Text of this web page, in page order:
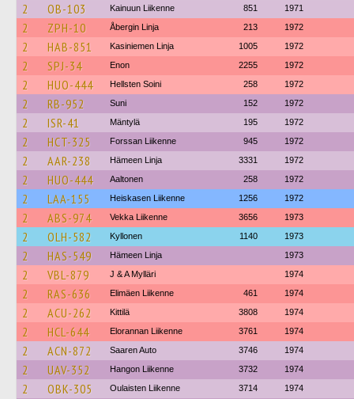
2 OB-103 Kainuun Liikenne 851 1971
2 ZPH-10 Åbergin Linja 213 1972
2 HAB-851 Kasiniemen Linja 1005 1972
2 SPJ-34 Enon 2255 1972
2 HUO-444 Hellsten Soini 258 1972
2 RB-952 Suni 152 1972
2 ISR-41 Mäntylä 195 1972
2 HCT-325 Forssan Liikenne 945 1972
2 AAR-238 Hämeen Linja 3331 1972
2 HUO-444 Aaltonen 258 1972
2 LAA-155 Heiskasen Liikenne 1256 1972
2 ABS-974 Vekka Liikenne 3656 1973
2 OLH-582 Kyllonen 1140 1973
2 HAS-549 Hämeen Linja 1973
2 VBL-879 J & A Mylläri 1974
2 RAS-636 Elimäen Liikenne 461 1974
2 ACU-262 Kittilä 3808 1974
2 HCL-644 Elorannan Liikenne 3761 1974
2 ACN-872 Saaren Auto 3746 1974
2 UAV-352 Hangon Liikenne 3732 1974
2 OBK-305 Oulaisten Liikenne 3714 1974